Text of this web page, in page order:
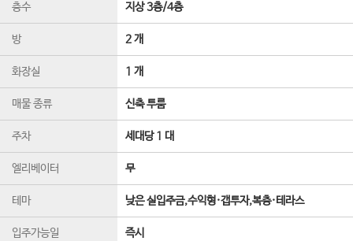
층수 지상 3층/4층
방 2 개
화장실 1 개
매물 종류 신축 투룸
주차 세대당 1 대
엘리베이터 무
테마 낮은 실입주금,수익형·갭투자,복층·테라스
입주가능일 즉시